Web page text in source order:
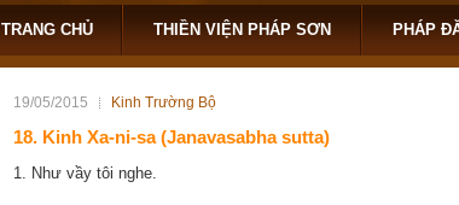
TRANG CHỦ THIỀN VIỆN PHÁP SƠN PHÁP
19/05/2015 Kinh Trường Bộ
18. Kinh Xa-ni-sa (Janavasabha sutta)
1. Như vầy tôi nghe.